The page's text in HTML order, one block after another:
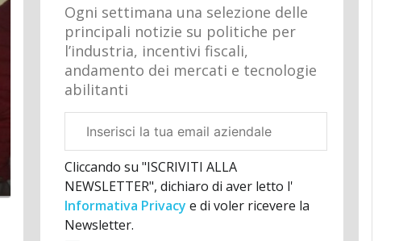
Ogni settimana una selezione delle
principali notizie su politiche per
l’industria, incentivi fiscali,
andamento dei mercati e tecnologie
abilitanti
aziendale
Cliccando su "ISCRIVITI ALLA
NEWSLETTER", dichiaro di aver letto l'
Informativa Privacy e di voler ricevere la
Newsletter.